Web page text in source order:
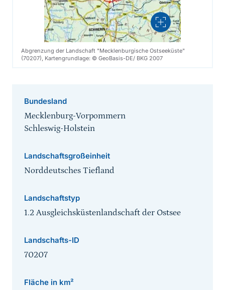
Vergrößern
Abgrenzung der Landschaft "Mecklenburgische Ostseeküste"
(70207), Kartengrundlage: © GeoBasis-DE/ BKG 2007
Bundesland
Mecklenburg-Vorpommern
Schleswig-Holstein
Landschaftsgroßeinheit
Norddeutsches Tiefland
Landschaftstyp
1.2 Ausgleichsküstenlandschaft der Ostsee
Landschafts-ID
70207
Fläche in km²